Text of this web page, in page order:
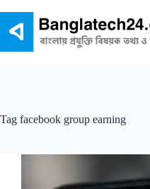
content
Tag facebook group earning